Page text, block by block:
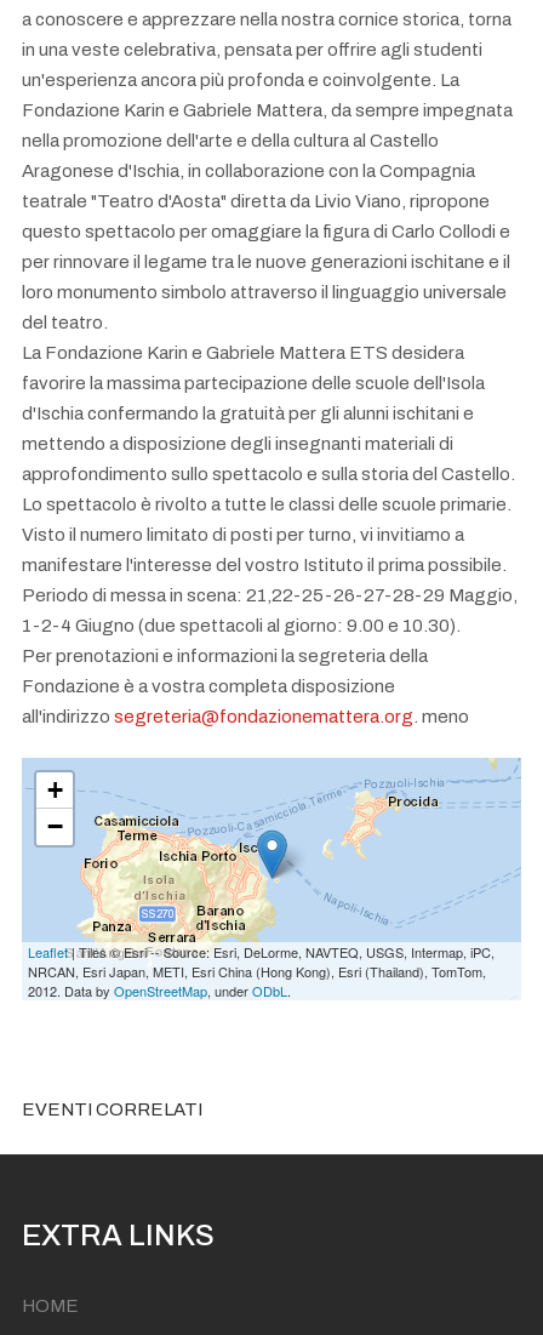
a conoscere e apprezzare nella nostra cornice storica, torna
in una veste celebrativa, pensata per offrire agli studenti
un'esperienza ancora più profonda e coinvolgente. La
Fondazione Karin e Gabriele Mattera, da sempre impegnata
nella promozione dell'arte e della cultura al Castello
Aragonese d'Ischia, in collaborazione con la Compagnia
teatrale "Teatro d'Aosta" diretta da Livio Viano, ripropone
questo spettacolo per omaggiare la figura di Carlo Collodi e
per rinnovare il legame tra le nuove generazioni ischitane e il
loro monumento simbolo attraverso il linguaggio universale
del teatro.
La Fondazione Karin e Gabriele Mattera ETS desidera
favorire la massima partecipazione delle scuole dell'Isola
d'Ischia confermando la gratuità per gli alunni ischitani e
mettendo a disposizione degli insegnanti materiali di
approfondimento sullo spettacolo e sulla storia del Castello.
Lo spettacolo è rivolto a tutte le classi delle scuole primarie.
Visto il numero limitato di posti per turno, vi invitiamo a
manifestare l'interesse del vostro Istituto il prima possibile.
Periodo di messa in scena: 21,22-25-26-27-28-29 Maggio,
1-2-4 Giugno (due spettacoli al giorno: 9.00 e 10.30).
Per prenotazioni e informazioni la segreteria della
Fondazione è a vostra completa disposizione
all'indirizzo segreteria@fondazionemattera.org . meno
+
−
Leaflet| Tiles © Esri -- Source: Esri, DeLorme, NAVTEQ, USGS, Intermap, iPC,
NRCAN, Esri Japan, METI, Esri China (Hong Kong), Esri (Thailand), TomTom,
2012. Data by OpenStreetMap, underODbL .
EVENTI CORRELATI
EXTRA LINKS
HOME